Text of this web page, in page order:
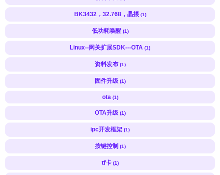
BK3432，32.768，晶掁 (1)
低功耗唤醒 (1)
Linux--网关扩展SDK---OTA (1)
资料发布 (1)
固件升级 (1)
ota (1)
OTA升级 (1)
ipc开发框架 (1)
按键控制 (1)
tf卡 (1)